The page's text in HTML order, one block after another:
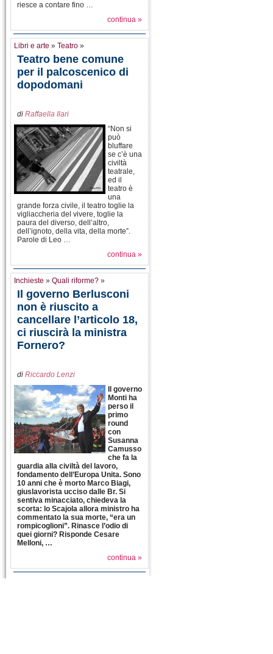
riesce a contare fino …
continua »
Libri e arte » Teatro »
Teatro bene comune
per il palcoscenico di
dopodomani
di Raffaella Ilari
“Non si
può
bluffare
se c’è una
civiltà
teatrale,
ed il
teatro è
una
grande forza civile, il teatro toglie la
vigliaccheria del vivere, toglie la
paura del diverso, dell’altro,
dell’ignoto, della vita, della morte”.
Parole di Leo …
continua »
Inchieste » Quali riforme? »
Il governo Berlusconi
non è riuscito a
cancellare l’articolo 18,
ci riuscirà la ministra
Fornero?
di Riccardo Lenzi
Il governo
Monti ha
perso il
primo
round
con
Susanna
Camusso
che fa la
guardia alla civiltà del lavoro,
fondamento dell’Europa Unita. Sono
10 anni che è morto Marco Biagi,
giuslavorista ucciso dalle Br. Si
sentiva minacciato, chiedeva la
scorta: lo Scajola allora ministro ha
commentato la sua morte, “era un
rompicoglioni”. Rinasce l’odio di
quei giorni? Risponde Cesare
Melloni, …
continua »